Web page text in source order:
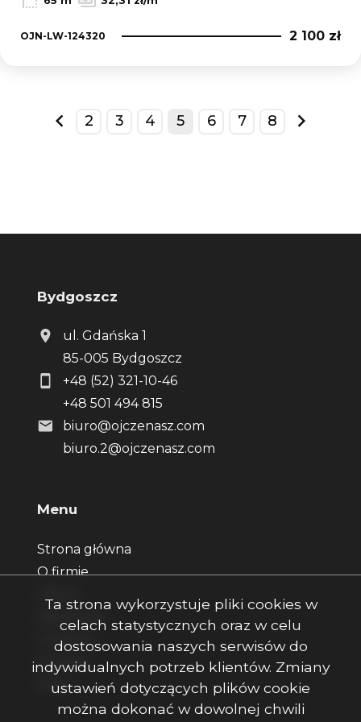
OJN-LW-124320 2 100 zł
prev
2 3 4 5 6 7 8
next
Bydgoszcz
ul. Gdańska 1
85-005 Bydgoszcz
+48 (52) 321-10-46
+48 501 494 815
biuro@ojczenasz.com
biuro.2@ojczenasz.com
Menu
Strona główna
O firmie
Zgłoszenia
Ulubione
Kontakt
Rodo
Ta strona wykorzystuje pliki cookies w
celach statystycznych oraz w celu
dostosowania naszych serwisów do
indywidualnych potrzeb klientów. Zmiany
ustawień dotyczących plików cookie
można dokonać w dowolnej chwili